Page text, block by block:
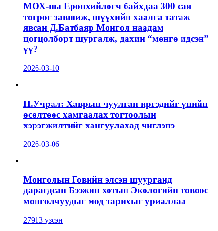
МОХ-ны Ерөнхийлөгч байхдаа 300 сая
төгрөг завшиж, шүүхийн хаалга татаж
явсан Д.Батбаяр Монгол наадам
цогцолборт шургалж, дахин “мөнгө идсэн”
үү?
2026-03-10
Н.Учрал: Хаврын чуулган иргэдийг үнийн
өсөлтөөс хамгаалах тогтоолын
хэрэгжилтийг хангуулахад чиглэнэ
2026-03-06
Монголын Говийн элсэн шуурганд
дарагдсан Бээжин хотын Экологийн төвөөс
монголчуудыг мод тарихыг уриаллаа
27913 үзсэн